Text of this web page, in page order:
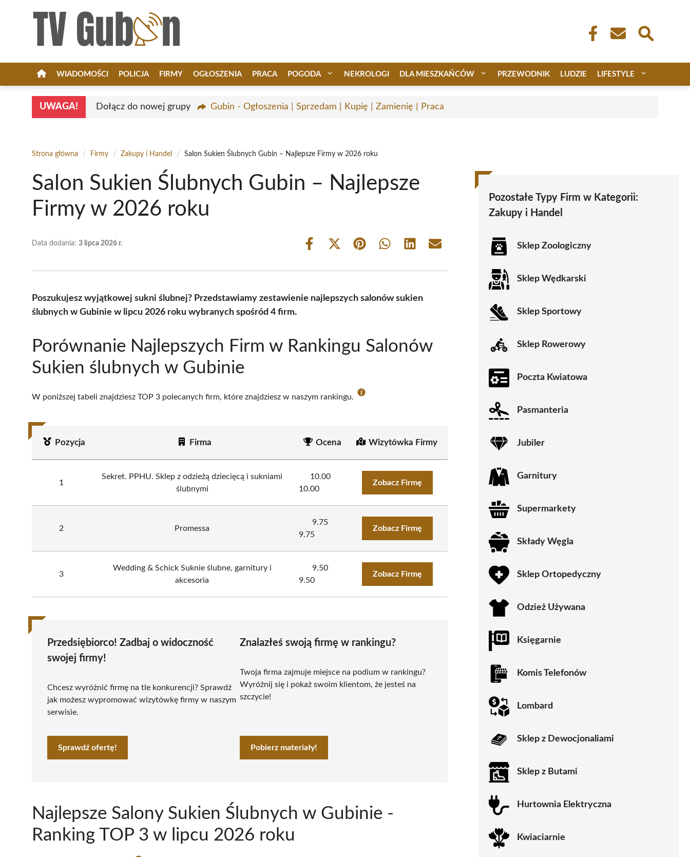
WIADOMOŚCI POLICJA FIRMY OGŁOSZENIA PRACA POGODA NEKROLOGI DLA MIESZKAŃCÓW PRZEWODNIK LUDZIE LIFESTYLE
UWAGA! Dołącz do nowej grupy Gubin - Ogłoszenia | Sprzedam | Kupię | Zamienię | Praca
Strona główna / Firmy / Zakupy i Handel / Salon Sukien Ślubnych Gubin – Najlepsze Firmy w 2026 roku
Salon Sukien Ślubnych Gubin – Najlepsze
Firmy w 2026 roku
Data dodania: 3 lipca 2026 r.
Share
Share
(Twitter)
Share Share Share Share
Poszukujesz wyjątkowej sukni ślubnej? Przedstawiamy zestawienie najlepszych salonów sukien
ślubnych w Gubinie w lipcu 2026 roku wybranych spośród 4 firm.
Porównanie Najlepszych Firm w Rankingu Salonów
Sukien ślubnych w Gubinie
W poniższej tabeli znajdziesz TOP 3 polecanych firm, które znajdziesz w naszym rankingu.
Pozycja Firma Ocena Wizytówka Firmy
1
Sekret. PPHU. Sklep z odzieżą dziecięcą i sukniami
ślubnymi
10.00
10.00
Zobacz Firmę
2 Promessa
9.75
9.75
Zobacz Firmę
3
Wedding & Schick Suknie ślubne, garnitury i
akcesoria
9.50
9.50
Zobacz Firmę
Przedsiębiorco! Zadbaj o widoczność
swojej firmy!
Chcesz wyróżnić firmę na tle konkurencji? Sprawdź
jak możesz wypromować wizytówkę firmy w naszym
serwisie.
Sprawdź ofertę!
Znalazłeś swoją firmę w rankingu?
Twoja firma zajmuje miejsce na podium w rankingu?
Wyróżnij się i pokaż swoim klientom, że jesteś na
szczycie!
Pobierz materiały!
Najlepsze Salony Sukien Ślubnych w Gubinie -
Ranking TOP 3 w lipcu 2026 roku
Pozostałe Typy Firm w Kategorii:
Zakupy i Handel
Sklep Zoologiczny
Sklep Wędkarski
Sklep Sportowy
Sklep Rowerowy
Poczta Kwiatowa
Pasmanteria
Jubiler
Garnitury
Supermarkety
Składy Węgla
Sklep Ortopedyczny
Odzież Używana
Księgarnie
Komis Telefonów
Lombard
Sklep z Dewocjonaliami
Sklep z Butami
Hurtownia Elektryczna
Kwiaciarnie